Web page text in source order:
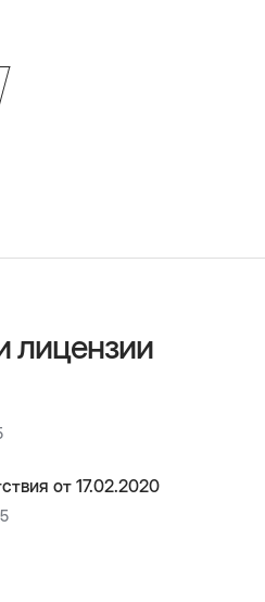
лицензии
от 17.02.2020